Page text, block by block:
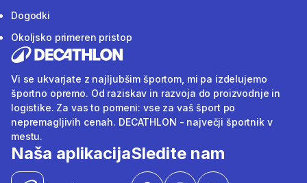
Dogodki
Okoljsko primeren pristop
Vi se ukvarjate z najljubšim športom, mi pa izdelujemo
športno opremo. Od raziskav in razvoja do proizvodnje in
logistike. Za vas to pomeni: vse za vaš šport po
nepremagljivih cenah. DECATHLON - največji športnik v
mestu.
Naša aplikacijaSledite nam